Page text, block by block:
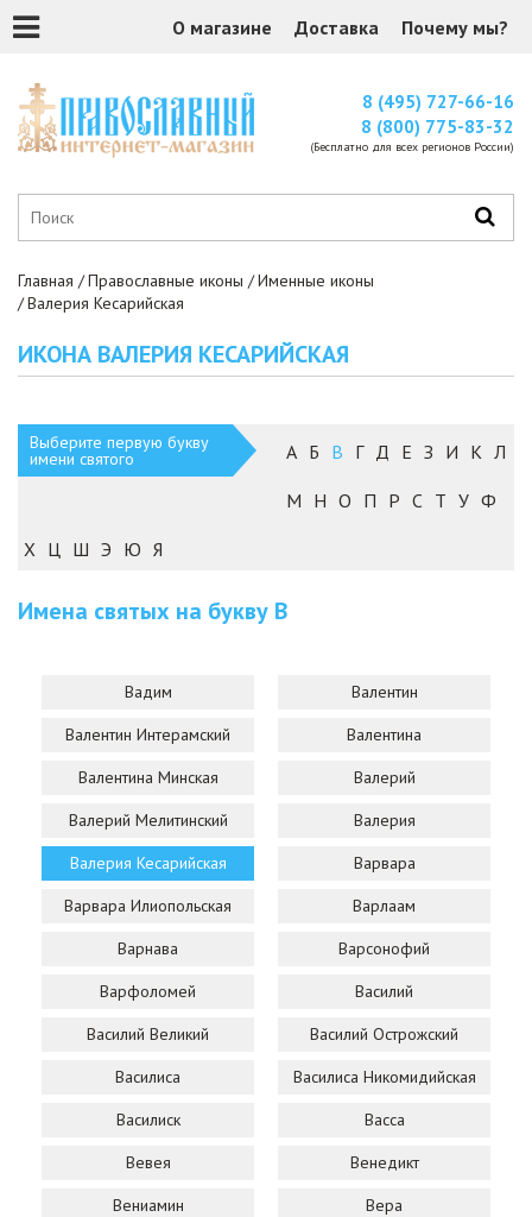
О магазине Доставка Почему мы?
8 (495) 727-66-16
8 (800) 775-83-32
(Бесплатно для всех регионов России)
Главная Православные иконы
Именные иконы
Валерия Кесарийская
ИКОНА ВАЛЕРИЯ КЕСАРИЙСКАЯ
Выберите первую букву
имени святого А Б В Г Д Е З И К Л
М Н О П Р С Т У Ф
Х Ц Ш Э Ю Я
Имена святых на букву В
Вадим
Валентин
Валентин Интерамский
Валентина
Валентина Минская
Валерий
Валерий Мелитинский
Валерия
Валерия Кесарийская
Варвара
Варвара Илиопольская
Варлаам
Варнава
Варсонофий
Варфоломей
Василий
Василий Великий
Василий Острожский
Василиса
Василиса Никомидийская
Василиск
Васса
Вевея
Венедикт
Вениамин
Вера